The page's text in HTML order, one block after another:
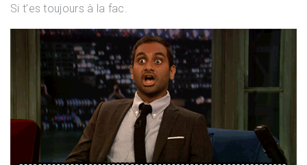
Si t’es toujours à la fac.